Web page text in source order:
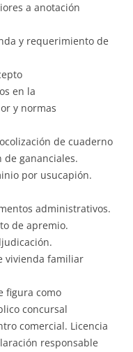
a anotación
y requerimiento de
en la
y normas
de cuaderno
gananciales.
por usucapión.
administrativos.
de apremio.
vivienda familiar
figura como
concursal
comercial. Licencia
responsable